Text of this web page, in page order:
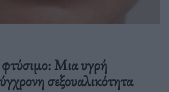
Μια υγρή
σεξουαλικότητα